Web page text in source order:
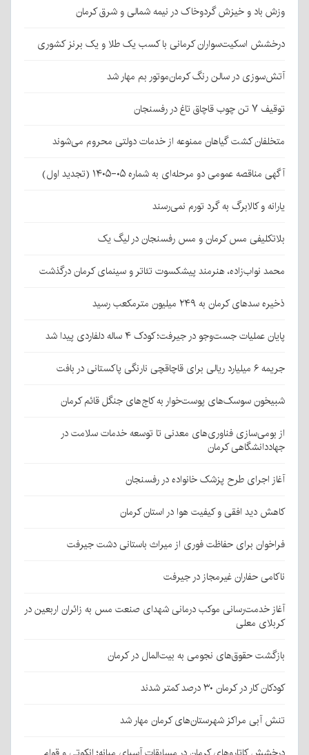
وزش باد و خیزش گردوخاک در نیمه شمالی و شرق کرمان
درخشش اسکیت‌سواران کرمانی با کسب یک طلا و یک برنز کشوری
آتش‌سوزی در سالن رنگ کرمان‌موتور بم مهار شد
توقیف ۷ تن چوب قاچاق تاغ در رفسنجان
متخلفان کشت گیاهان ممنوعه از خدمات دولتی محروم می‌شوند
آگهی مناقصه عمومی دو مرحله‌ای به شماره ۰۵-۱۴۰۵ (تجدید اول)
یارانه و کالابرگ به گرد تورم نمی‌رسند
بلاتکلیفی مس کرمان و مس رفسنجان در لیگ یک
محمد نواب‌زاده، هنرمند پیشکسوت تئاتر و سینمای کرمان درگذشت
ذخیره سدهای کرمان به ۲۴۹ میلیون مترمکعب رسید
پایان عملیات جست‌وجو در جیرفت؛ کودک ۴ ساله دلفاردی پیدا شد
جریمه ۶ میلیارد ریالی برای قاچاقچی نارنگی پاکستانی در بافت
شبیخون سوسک‌های پوست‌خوار به کاج‌های جنگل قائم کرمان
از بومی‌سازی فناوری‌های معدنی تا توسعه خدمات سلامت در
جهاددانشگاهی کرمان
آغاز اجرای طرح پزشک خانواده در رفسنجان
کاهش دید افقی و کیفیت هوا در استان کرمان
فراخوان برای حفاظت فوری از میراث باستانی دشت جیرفت
ناکامی حفاران غیرمجاز در جیرفت
آغاز خدمت‌رسانی موکب درمانی شهدای صنعت مس به زائران اربعین در
کربلای معلی
بازگشت حقوق‌های نجومی به بیت‌المال در کرمان
کودکان کار در کرمان ۳۰ درصد کمتر شدند
تنش آبی مراکز شهرستان‌های کرمان مهار شد